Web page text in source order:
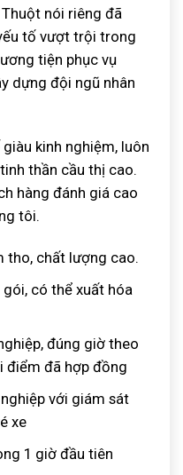
nói riêng đã
tố vượt trội trong
tiện phục vụ
dựng đội ngũ nhân
kinh nghiệm, luôn
thần cầu thị cao.
hàng đánh giá cao
tôi.
tho, chất lượng cao.
có thể xuất hóa
đúng giờ theo
điểm đã hợp đồng
với giám sát
xe
1 giờ đầu tiên